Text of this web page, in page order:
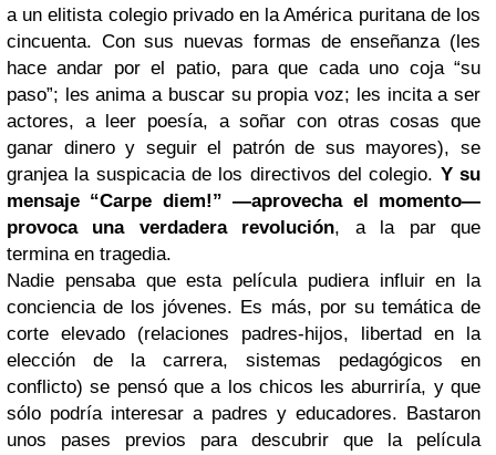
a un elitista colegio privado en la América puritana de los
cincuenta. Con sus nuevas formas de enseñanza (les
hace andar por el patio, para que cada uno coja “su
paso”; les anima a buscar su propia voz; les incita a ser
actores, a leer poesía, a soñar con otras cosas que
ganar dinero y seguir el patrón de sus mayores), se
granjea la suspicacia de los directivos del colegio. Y su
mensaje “Carpe diem!” —aprovecha el momento—
provoca una verdadera revolución, a la par que
termina en tragedia.
Nadie pensaba que esta película pudiera influir en la
conciencia de los jóvenes. Es más, por su temática de
corte elevado (relaciones padres-hijos, libertad en la
elección de la carrera, sistemas pedagógicos en
conflicto) se pensó que a los chicos les aburriría, y que
sólo podría interesar a padres y educadores. Bastaron
unos pases previos para descubrir que la película